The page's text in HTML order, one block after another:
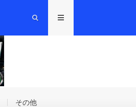
その他